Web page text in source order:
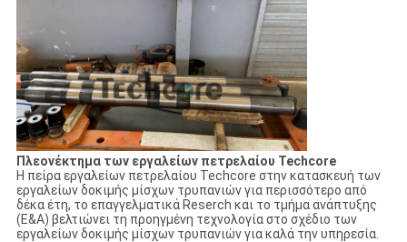
Πλεονέκτημα των εργαλείων πετρελαίου Techcore
Η πείρα εργαλείων πετρελαίου Techcore στην κατασκευή των
εργαλείων δοκιμής μίσχων τρυπανιών για περισσότερο από
δέκα έτη, το επαγγελματικά Reserch και το τμήμα ανάπτυξης
(Ε&Α) βελτιώνει τη προηγμένη τεχνολογία στο σχέδιο των
εργαλείων δοκιμής μίσχων τρυπανιών για καλά την υπηρεσία.